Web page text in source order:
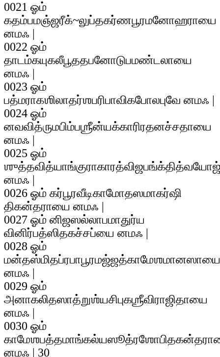
0021 ஓம்
கதம்பமஞ்ஜரீக்~லுப்தகர்ணபூரமனோஹராயை
னமஃ |
0022 ஓம்
தாடம்கயுகலீபூததபனோடுபமண்டலாயை
னமஃ |
0023 ஓம்
பத்மராகஶிலாதர்ஶபரிபாவிகபோலபுவே னமஃ |
0024 ஓம்
னவவித்ருமபிம்பஶ்ரீன்யக்காரிரதனச்சதாயை
னமஃ |
0025 ஓம்
னமஃ |
0026 ஓம் கர்பூரவீடிகாமோதஸமாகர்ஷி
திகன்தராயை னமஃ |
0027 ஓம் னிஜஸல்லாபமாதுர்ய
வினிர்பத்ஸிதகச்சப்யை னமஃ |
0028 ஓம்
மன்தஸ்மிதப்ரபாபூரமஜ்ஜத்காமேஶமானஸாயை
னமஃ |
0029 ஓம்
அனாகலிதஸாத்றுஶ்யசிபுகஶ்ரீவிராஜிதாயை
னமஃ |
0030 ஓம்
னமஃ | 30